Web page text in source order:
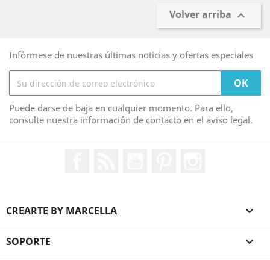
Volver arriba 
Infórmese de nuestras últimas noticias y ofertas especiales
Puede darse de baja en cualquier momento. Para ello,
consulte nuestra información de contacto en el aviso legal.
CREARTE BY MARCELLA 
SOPORTE 